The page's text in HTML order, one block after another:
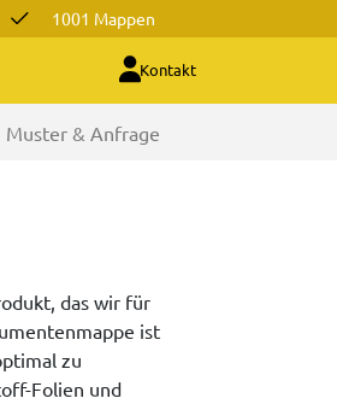
1001 Mappen
Kontakt
Muster & Anfrage
das wir für
ist
zu
Folien und